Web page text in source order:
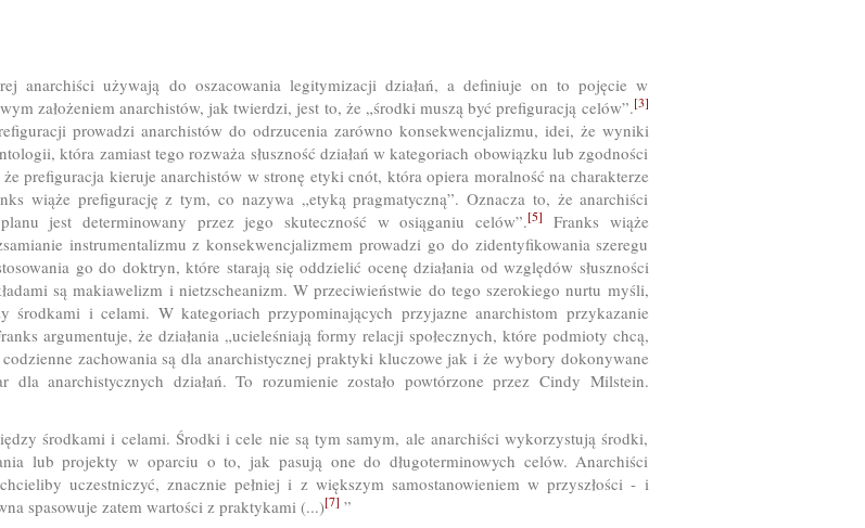
anarchiści używają do oszacowania legitymizacji działań, a definiuje on to pojęcie w
założeniem anarchistów, jak twierdzi, jest to, że „środki muszą być prefiguracją celów”.[3]
prowadzi anarchistów do odrzucenia zarówno konsekwencjalizmu, idei, że wyniki
która zamiast tego rozważa słuszność działań w kategoriach obowiązku lub zgodności
prefiguracja kieruje anarchistów w stronę etyki cnót, która opiera moralność na charakterze
wiąże prefigurację z tym, co nazywa „etyką pragmatyczną”. Oznacza to, że anarchiści
jest determinowany przez jego skuteczność w osiąganiu celów”.[5]
Franks wiąże
instrumentalizmu z konsekwencjalizmem prowadzi go do zidentyfikowania szeregu
go do doktryn, które starają się oddzielić ocenę działania od względów słuszności
są makiawelizm i nietzscheanizm. W przeciwieństwie do tego szerokiego nurtu myśli,
środkami i celami. W kategoriach przypominających przyjazne anarchistom przykazanie
argumentuje, że działania „ucieleśniają formy relacji społecznych, które podmioty chcą,
zachowania są dla anarchistycznej praktyki kluczowe jak i że wybory dokonywane
anarchistycznych działań. To rozumienie zostało powtórzone przez Cindy Milstein.
środkami i celami. Środki i cele nie są tym samym, ale anarchiści wykorzystują środki,
lub projekty w oparciu o to, jak pasują one do długoterminowych celów. Anarchiści
uczestniczyć, znacznie pełniej i z większym samostanowieniem w przyszłości - i
spasowuje zatem wartości z praktykami (...)[7] ”